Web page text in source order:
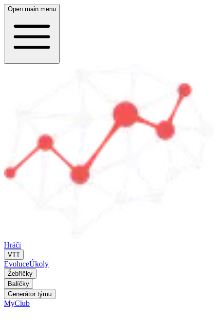
Open main menu
Hráči
VTT
EvoluceÚkoly
Žebříčky
Balíčky
Generátor týmu
MyClub